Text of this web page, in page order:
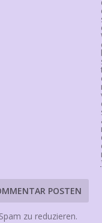
zu reduzieren.